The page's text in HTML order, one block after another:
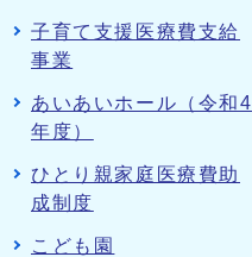
子育て支援医療費支給
事業
あいあいホール（令和4
年度）
ひとり親家庭医療費助
成制度
こども園